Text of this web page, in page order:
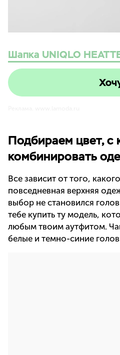
Шапка UNIQLO
Подбираем цвет, с
комбинировать
Все зависит от того,
повседневная верхняя
выбор не становился
тебе купить ту модель,
любым твоим аутфитом.
белые и темно-синие